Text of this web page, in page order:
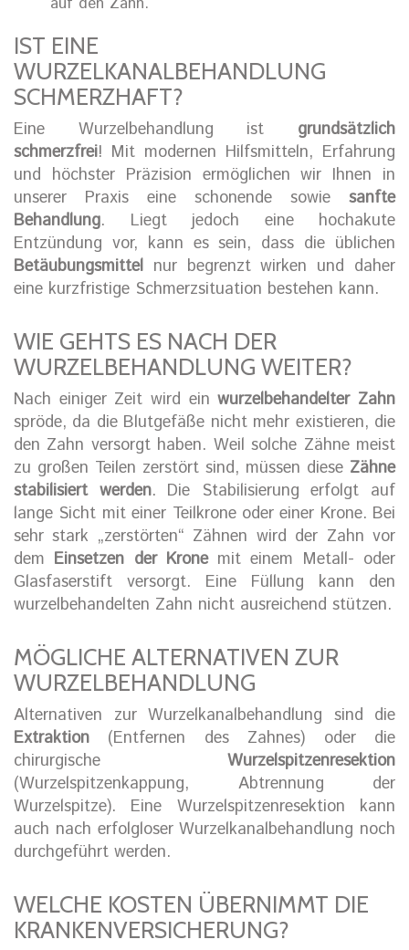
IST EINE
WURZELKANALBEHANDLUNG
SCHMERZHAFT?
Eine Wurzelbehandlung ist grundsätzlich
schmerzfrei! Mit modernen Hilfsmitteln, Erfahrung
und höchster Präzision ermöglichen wir Ihnen in
unserer Praxis eine schonende sowie sanfte
Behandlung. Liegt jedoch eine hochakute
Entzündung vor, kann es sein, dass die üblichen
Betäubungsmittel nur begrenzt wirken und daher
eine kurzfristige Schmerzsituation bestehen kann.
WIE GEHTS ES NACH DER
WURZELBEHANDLUNG WEITER?
Nach einiger Zeit wird einwurzelbehandelter Zahn
spröde, da die Blutgefäße nicht mehr existieren, die
den Zahn versorgt haben. Weil solche Zähne meist
zu großen Teilen zerstört sind, müssen diese Zähne
stabilisiert werden. Die Stabilisierung erfolgt auf
lange Sicht mit einer Teilkrone oder einer Krone. Bei
sehr stark „zerstörten“ Zähnen wird der Zahn vor
dem Einsetzen der Kronemit einem Metall- oder
Glasfaserstift versorgt. Eine Füllung kann den
wurzelbehandelten Zahn nicht ausreichend stützen.
MÖGLICHE ALTERNATIVEN ZUR
WURZELBEHANDLUNG
Alternativen zur Wurzelkanalbehandlung sind die
Extraktion (Entfernen des Zahnes) oder die
chirurgische Wurzelspitzenresektion
(Wurzelspitzenkappung, Abtrennung der
Wurzelspitze). Eine Wurzelspitzenresektion kann
auch nach erfolgloser Wurzelkanalbehandlung noch
durchgeführt werden.
WELCHE KOSTEN ÜBERNIMMT DIE
KRANKENVERSICHERUNG?